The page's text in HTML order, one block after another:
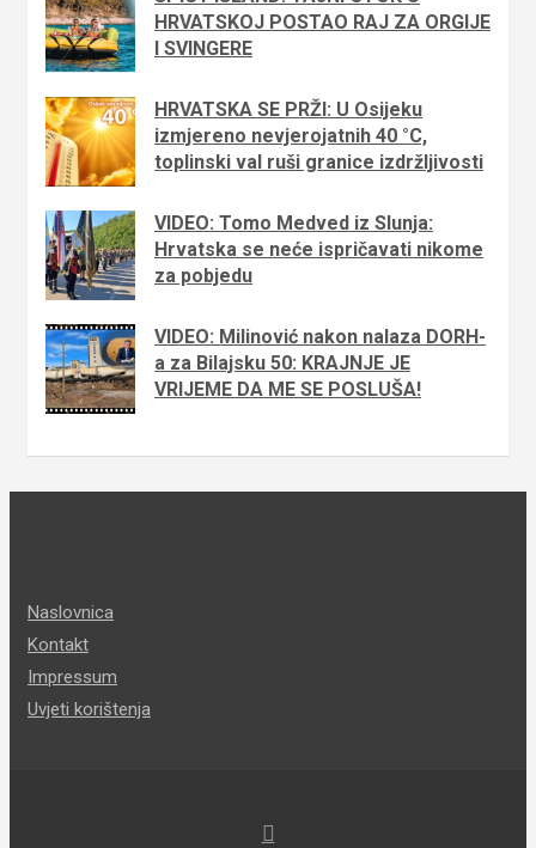
HRVATSKOJ POSTAO RAJ ZA ORGIJE
I SVINGERE
HRVATSKA SE PRŽI: U Osijeku
izmjereno nevjerojatnih 40 °C,
toplinski val ruši granice izdržljivosti
VIDEO: Tomo Medved iz Slunja:
Hrvatska se neće ispričavati nikome
za pobjedu
VIDEO: Milinović nakon nalaza DORH-
a za Bilajsku 50: KRAJNJE JE
VRIJEME DA ME SE POSLUŠA!
Naslovnica
Kontakt
Impressum
Uvjeti korištenja